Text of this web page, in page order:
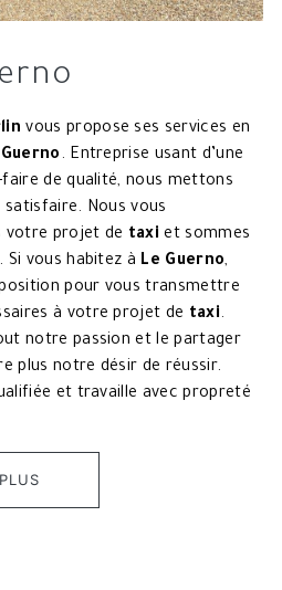
vous propose ses services en
. Entreprise usant d’une
de qualité, nous mettons
Nous vous
votre projet de taxi et sommes
Si vous habitez à Le Guerno,
pour vous transmettre
à votre projet de taxi.
notre passion et le partager
plus notre désir de réussir.
et travaille avec propreté